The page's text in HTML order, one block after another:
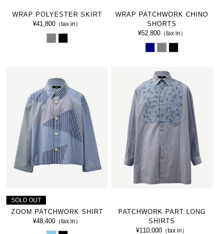
WRAP POLYESTER SKIRT
¥41,800 （tax in）
WRAP PATCHWORK CHINO
SHORTS
¥52,800（tax in）
SOLD OUT
ZOOM PATCHWORK SHIRT
¥48,400 （tax in）
PATCHWORK PART LONG
SHIRTS
¥110,000 （tax in）